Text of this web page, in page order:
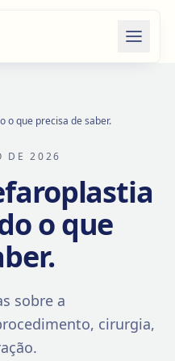
o que precisa de saber.
DE 2026
o que
sobre a
cirurgia,